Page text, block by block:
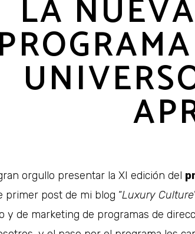
LA
orgullo presentar la XI edición del
primer post de mi blog “Luxury Culture
y de marketing de programas de